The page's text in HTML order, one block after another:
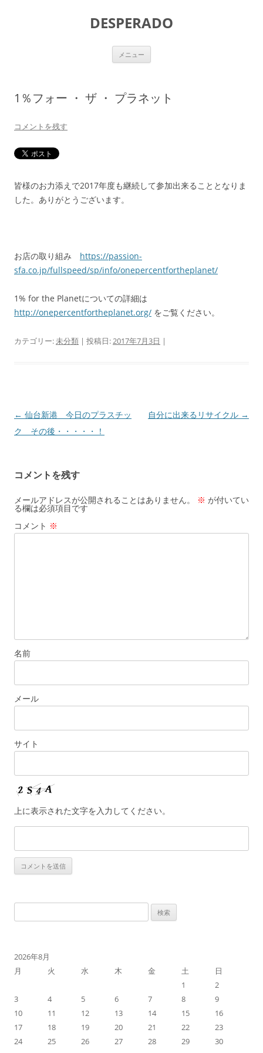
DESPERADO
メニュー
ス
キ
1％フォー ・ ザ ・ プラネット
コメントを残す
皆様のお力添えで2017年度も継続して参加出来ることとなりま
した。ありがとうございます。
お店の取り組み https://passion-
sfa.co.jp/fullspeed/sp/info/onepercentfortheplanet/
1% for the Planetについての詳細は
http://onepercentfortheplanet.org/ をご覧ください。
カテゴリー:未分類 | 投稿日:2017年7月3日 |
投
稿
ゲ
ー
シ
ョ
← 仙台新港 今日のプラスチッ
ク その後・・・・・！
自分に出来るリサイクル →
コメントを残す
メールアドレスが公開されることはありません。 ※ が付いてい
る欄は必須項目です
コメント ※
名前
メール
サイト
上に表示された文字を入力してください。
索:
2026年8月
月
火 水 木 金 土
日
1
2
3
4 5 6 7 8
9
10
11 12 13 14 15
16
17
18 19 20 21 22
23
24
25 26 27 28 29
30